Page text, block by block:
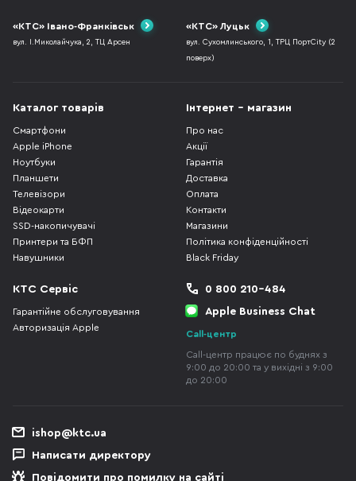
«КТС» Івано-Франківськ
вул. І.Миколайчука, 2, ТЦ Арсен
«КТС» Луцьк
вул. Сухомлинського, 1, ТРЦ ПортCity (2
поверх)
Каталог товарів
Смартфони
Apple iPhone
Ноутбуки
Планшети
Телевізори
Відеокарти
SSD-накопичувачі
Принтери та БФП
Навушники
Інтернет - магазин
Про нас
Акції
Гарантія
Доставка
Оплата
Контакти
Магазини
Політика конфіденційності
Black Friday
КТС Сервіс
Гарантійне обслуговування
Авторизація Apple
0 800 210-484
Apple Business Chat
Call-центр
Call-центр працює по буднях з
9:00 до 20:00 та у вихідні з 9:00
до 20:00
ishop@ktc.ua
Написати директору
Повідомити про помилку на сайті